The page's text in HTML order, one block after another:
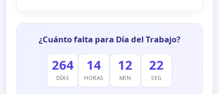
¿Cuánto falta para Día del Trabajo?
264
DÍAS
14
HORAS
12
MIN
21
SEG